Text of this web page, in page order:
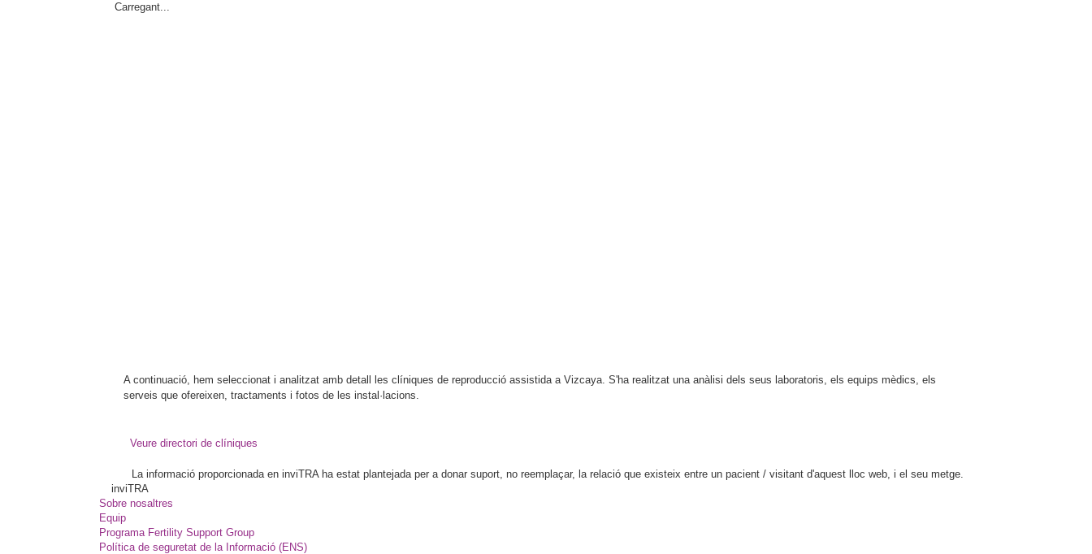
Carregant...
A continuació, hem seleccionat i analitzat amb detall les clíniques de reproducció assistida a Vizcaya. S'ha realitzat una anàlisi dels seus laboratoris, els equips mèdics, els
serveis que ofereixen, tractaments i fotos de les instal·lacions.
Veure directori de clíniques
La informació proporcionada en inviTRA ha estat plantejada per a donar suport, no reemplaçar, la relació que existeix entre un pacient / visitant d'aquest lloc web, i el seu metge.
inviTRA
Sobre nosaltres
Equip
Programa Fertility Support Group
Política de seguretat de la Informació (ENS)